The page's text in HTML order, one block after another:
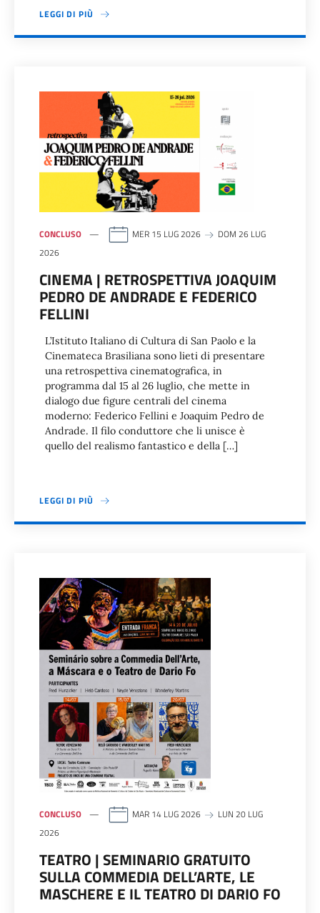
LEGGI DI PIÙ
CONCLUSO MER 15 LUG 2026
DOM 26 LUG
2026
CINEMA | RETROSPETTIVA JOAQUIM
PEDRO DE ANDRADE E FEDERICO
FELLINI
L’Istituto Italiano di Cultura di San Paolo e la
Cinemateca Brasiliana sono lieti di presentare
una retrospettiva cinematografica, in
programma dal 15 al 26 luglio, che mette in
dialogo due figure centrali del cinema
moderno: Federico Fellini e Joaquim Pedro de
Andrade. Il filo conduttore che li unisce è
quello del realismo fantastico e della […]
LEGGI DI PIÙ
CONCLUSO MAR 14 LUG 2026
LUN 20 LUG
2026
TEATRO | SEMINARIO GRATUITO
SULLA COMMEDIA DELL’ARTE, LE
MASCHERE E IL TEATRO DI DARIO FO